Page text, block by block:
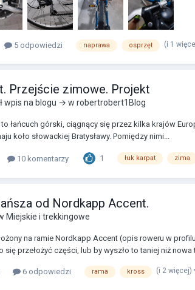
5 odpowiedzi naprawa osprzęt (i 1
Przejście zimowe. Projekt
wpis na blogu → w robertrobert1Blog
to łańcuch górski, ciągnący się przez kilka krajów
koło słowackiej Bratysławy. Pomiędzy nimi...
10 komentarzy 1 łuk karpat zima
od Nordkapp Accent.
Miejskie i trekkingowe
na ramie Nordkapp Accent (opis roweru w
się przełożyć części, lub by wyszło to taniej niż nowa
6 odpowiedzi rama kross (i 2 więcej)